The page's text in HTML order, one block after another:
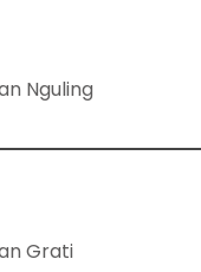
Nguling
Grati